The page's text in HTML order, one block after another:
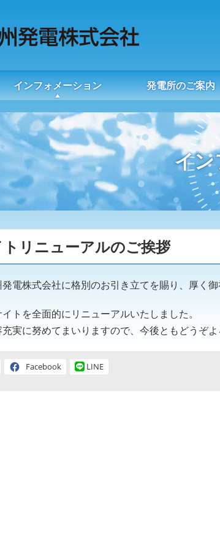
インフォメーション 発電所のご案内
イン
リニューアルのご挨拶
電株式会社に格別のお引き立てを賜り、厚く御
トを全面的にリニューアルいたしました。
実に努めてまいりますので、今後ともどうぞよ
Facebook LINE